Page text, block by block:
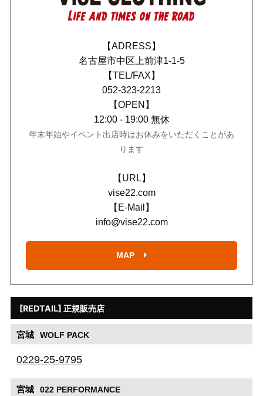
【ADRESS】
名古屋市中区上前津1-1-5
【TEL/FAX】
052-323-2213
【OPEN】
12:00 - 19:00 無休
年末年始やイベント出店時はお休みをいただくことがあ
ります
【URL】
vise22.com
【E-Mail】
info@vise22.com
MAP
[REDTAIL] 正規販売店
宮城 WOLF PACK
0229-25-9795
宮城 022 PERFORMANCE